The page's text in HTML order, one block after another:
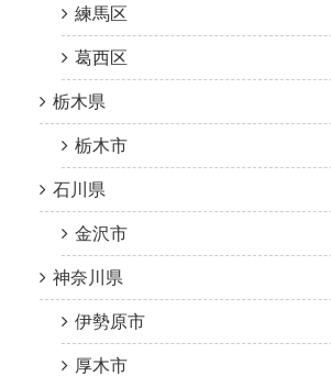
練馬区
葛西区
栃木県
栃木市
石川県
金沢市
神奈川県
伊勢原市
厚木市